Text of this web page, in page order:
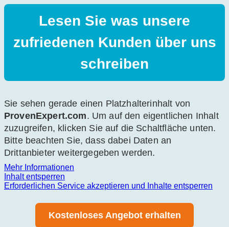
Lesen Sie was unsere
zufriedenen Kunden über uns
schreiben
Sie sehen gerade einen Platzhalterinhalt von
ProvenExpert.com. Um auf den eigentlichen Inhalt
zuzugreifen, klicken Sie auf die Schaltfläche unten.
Bitte beachten Sie, dass dabei Daten an
Drittanbieter weitergegeben werden.
Mehr Informationen
Inhalt entsperren
Erforderlichen Service akzeptieren und Inhalte entsperren
Kostenloses Angebot erhalten